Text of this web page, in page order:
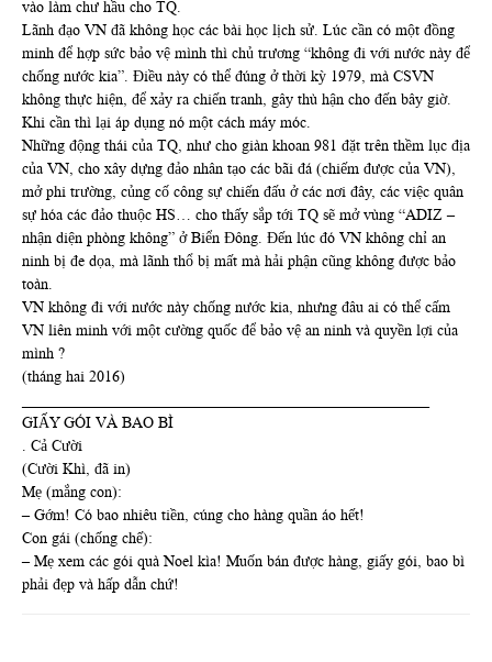
vào làm chư hầu cho TQ.
Lãnh đạo VN đã không học các bài học lịch sử. Lúc cần có một đồng
minh để hợp sức bảo vệ mình thì chủ trương “không đi với nước này để
chống nước kia”. Điều này có thể đúng ở thời kỳ 1979, mà CSVN
không thực hiện, để xảy ra chiến tranh, gây thù hận cho đến bây giờ.
Khi cần thì lại áp dụng nó một cách máy móc.
Những động thái của TQ, như cho giàn khoan 981 đặt trên thềm lục địa
của VN, cho xây dựng đảo nhân tạo các bãi đá (chiếm được của VN),
mở phi trường, củng cố công sự chiến đấu ở các nơi đây, các việc quân
sự hóa các đảo thuộc HS… cho thấy sắp tới TQ sẽ mở vùng “ADIZ –
nhận diện phòng không” ở Biển Đông. Đến lúc đó VN không chỉ an
ninh bị đe dọa, mà lãnh thổ bị mất mà hải phận cũng không được bảo
toàn.
VN không đi với nước này chống nước kia, nhưng đâu ai có thể cấm
VN liên minh với một cường quốc để bảo vệ an ninh và quyền lợi của
mình ?
(tháng hai 2016)
GIẤY GÓI VÀ BAO BÌ
. Cả Cười
(Cười Khì, đã in)
Mẹ (mắng con):
– Gớm! Có bao nhiêu tiền, cúng cho hàng quần áo hết!
Con gái (chống chế):
– Mẹ xem các gói quà Noel kìa! Muốn bán được hàng, giấy gói, bao bì
phải đẹp và hấp dẫn chứ!